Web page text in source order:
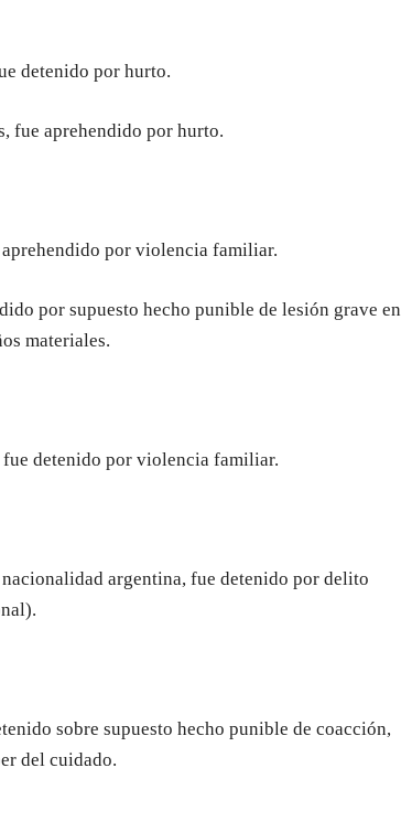
detenido por hurto.
fue aprehendido por hurto.
por violencia familiar.
por supuesto hecho punible de lesión grave en
materiales.
fue detenido por violencia familiar.
argentina, fue detenido por delito
sobre supuesto hecho punible de coacción,
del cuidado.